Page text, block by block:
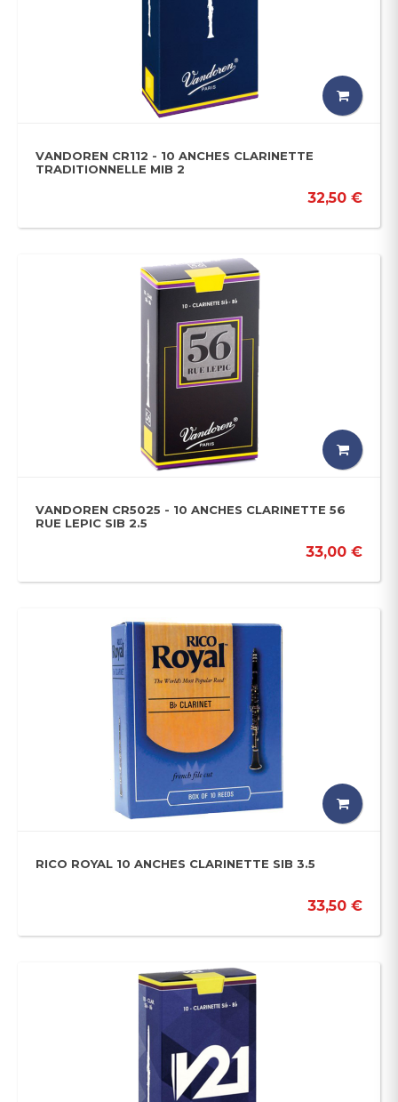
VANDOREN CR112 - 10 ANCHES CLARINETTE
TRADITIONNELLE MIB 2
32,50 €
VANDOREN CR5025 - 10 ANCHES CLARINETTE 56
RUE LEPIC SIB 2.5
33,00 €
RICO ROYAL 10 ANCHES CLARINETTE SIB 3.5
33,50 €